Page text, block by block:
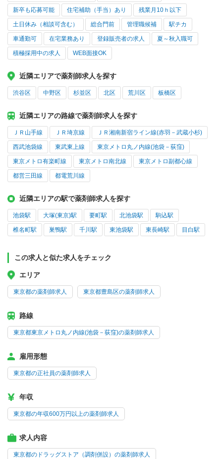
新卒も応募可能 住宅補助（手当）あり 残業月10ｈ以下
土日休み（相談可含む） 総合門前 管理職候補 駅チカ
車通勤可 在宅業務あり 登録販売者の求人 夏～秋入職可
積極採用中の求人 WEB面接OK
近隣エリアで薬剤師求人を探す
渋谷区 中野区 杉並区 北区 荒川区 板橋区
近隣エリアの路線で薬剤師求人を探す
ＪＲ山手線 ＪＲ埼京線 ＪＲ湘南新宿ライン線(赤羽－武蔵小杉)
西武池袋線 東武東上線 東京メトロ丸ノ内線(池袋－荻窪)
東京メトロ有楽町線 東京メトロ南北線 東京メトロ副都心線
都営三田線 都電荒川線
近隣エリアの駅で薬剤師求人を探す
池袋駅 大塚(東京)駅 要町駅 北池袋駅 駒込駅
椎名町駅 巣鴨駅 千川駅 東池袋駅 東長崎駅 目白駅
この求人と似た求人をチェック
エリア
東京都の薬剤師求人 東京都豊島区の薬剤師求人
路線
東京都東京メトロ丸ノ内線(池袋－荻窪)の薬剤師求人
雇用形態
東京都の正社員の薬剤師求人
年収
東京都の年収600万円以上の薬剤師求人
求人内容
東京都のドラッグストア（調剤併設）の薬剤師求人